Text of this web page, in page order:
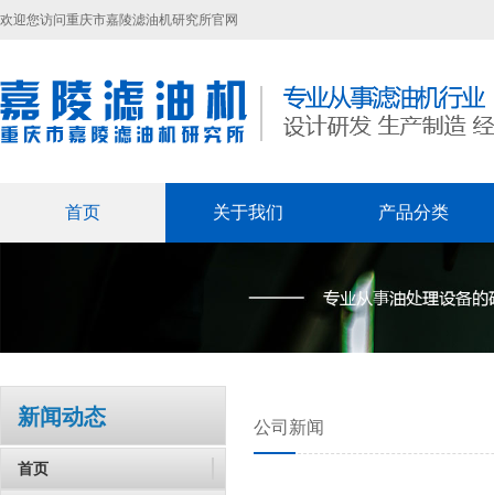
欢迎您访问重庆市嘉陵滤油机研究所官网
首页 关于我们 产品分类
新闻动态
首页
公司新闻